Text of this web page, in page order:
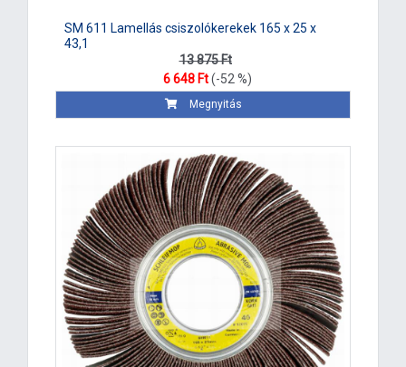
SM 611 Lamellás csiszolókerekek 165 x 25 x
43,1
13 875 Ft
6 648 Ft(-52 %)
Megnyitás